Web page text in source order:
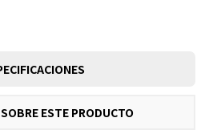
ESTE PRODUCTO